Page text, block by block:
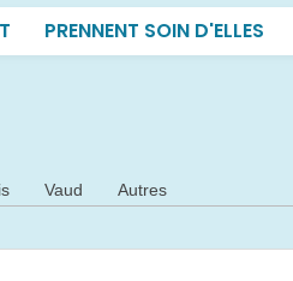
PRENNENT SOIN D'ELLES
Vaud Autres